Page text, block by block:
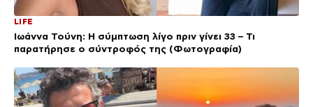
LIFE
Ιωάννα Τούνη: Η σύμπτωση λίγο πριν γίνει 33 – Τι
παρατήρησε ο σύντροφός της (Φωτογραφία)